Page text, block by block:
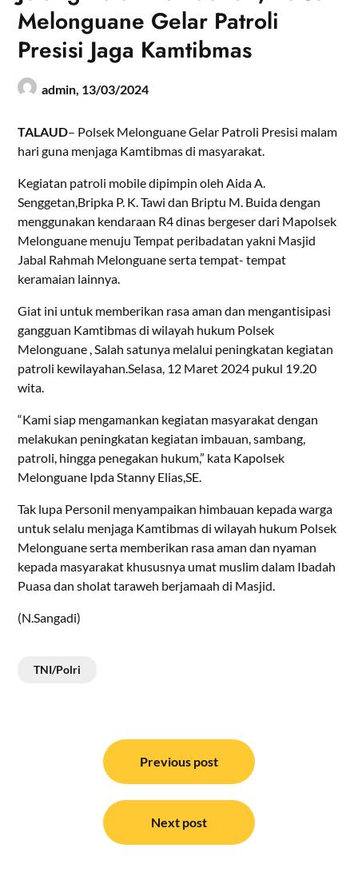
Melonguane Gelar Patroli
Presisi Jaga Kamtibmas
admin, 13/03/2024
TALAUD– Polsek Melonguane Gelar Patroli Presisi malam
hari guna menjaga Kamtibmas di masyarakat.
Kegiatan patroli mobile dipimpin oleh Aida A.
Senggetan,Bripka P. K. Tawi dan Briptu M. Buida dengan
menggunakan kendaraan R4 dinas bergeser dari Mapolsek
Melonguane menuju Tempat peribadatan yakni Masjid
Jabal Rahmah Melonguane serta tempat- tempat
keramaian lainnya.
Giat ini untuk memberikan rasa aman dan mengantisipasi
gangguan Kamtibmas di wilayah hukum Polsek
Melonguane , Salah satunya melalui peningkatan kegiatan
patroli kewilayahan.Selasa, 12 Maret 2024 pukul 19.20
wita.
“Kami siap mengamankan kegiatan masyarakat dengan
melakukan peningkatan kegiatan imbauan, sambang,
patroli, hingga penegakan hukum,” kata Kapolsek
Melonguane Ipda Stanny Elias,SE.
Tak lupa Personil menyampaikan himbauan kepada warga
untuk selalu menjaga Kamtibmas di wilayah hukum Polsek
Melonguane serta memberikan rasa aman dan nyaman
kepada masyarakat khususnya umat muslim dalam Ibadah
Puasa dan sholat taraweh berjamaah di Masjid.
(N.Sangadi)
TNI/Polri
Previous post
Next post